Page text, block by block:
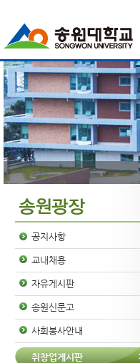
공지사항
교내채용
자유게시판
송원신문고
사회봉사안내
취창업게시판